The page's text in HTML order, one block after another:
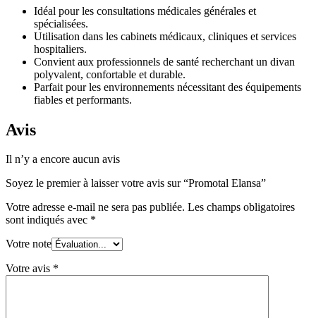
Idéal pour les consultations médicales générales et
spécialisées.
Utilisation dans les cabinets médicaux, cliniques et services
hospitaliers.
Convient aux professionnels de santé recherchant un divan
polyvalent, confortable et durable.
Parfait pour les environnements nécessitant des équipements
fiables et performants.
Avis
Il n’y a encore aucun avis
Soyez le premier à laisser votre avis sur “Promotal Elansa”
Votre adresse e-mail ne sera pas publiée. Les champs obligatoires
sont indiqués avec *
Votre note
Votre avis *